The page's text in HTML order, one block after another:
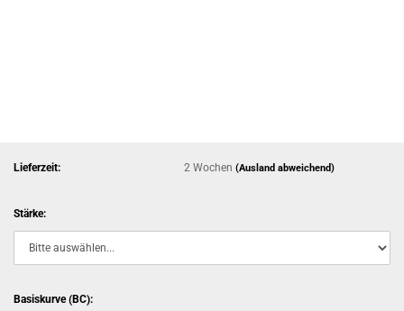
Lieferzeit: 2 Wochen(Ausland abweichend)
Stärke:
Basiskurve (BC):